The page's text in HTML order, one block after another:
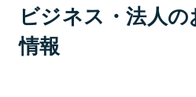
ビジネス・法人
情報